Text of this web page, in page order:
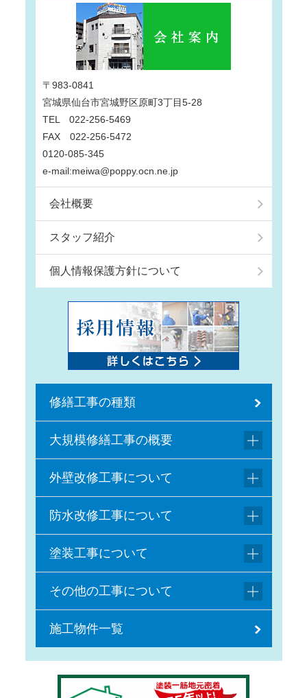
〒983-0841
宮城県仙台市宮城野区原町3丁目5-28
TEL 022-256-5469
FAX 022-256-5472
0120-085-345
e-mail:meiwa@poppy.ocn.ne.jp
会社概要
スタッフ紹介
個人情報保護方針について
修繕工事の種類
大規模修繕工事の概要
外壁改修工事について
防水改修工事について
塗装工事について
その他の工事について
施工物件一覧